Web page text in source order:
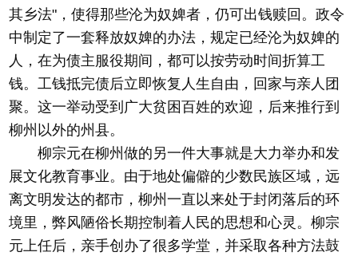
其乡法"，使得那些沦为奴婢者，仍可出钱赎回。政令
中制定了一套释放奴婢的办法，规定已经沦为奴婢的
人，在为债主服役期间，都可以按劳动时间折算工
钱。工钱抵完债后立即恢复人生自由，回家与亲人团
聚。这一举动受到广大贫困百姓的欢迎，后来推行到
柳州以外的州县。
柳宗元在柳州做的另一件大事就是大力举办和发
展文化教育事业。由于地处偏僻的少数民族区域，远
离文明发达的都市，柳州一直以来处于封闭落后的环
境里，弊风陋俗长期控制着人民的思想和心灵。柳宗
元上任后，亲手创办了很多学堂，并采取各种方法鼓